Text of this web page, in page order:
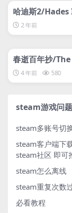
哈迪斯2/Hades
2 2 年前
春逝百年抄/
nial Case: A
ory
4 年前 580
steam游戏问
steam多账号切
steam客户端下
steam社区 即可
steam怎么离线
steam重复次数
必看教程